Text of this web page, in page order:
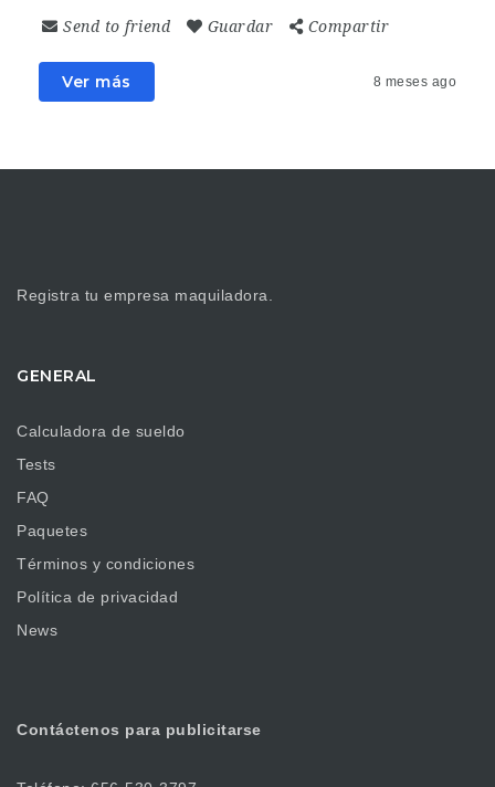
Send to friend Guardar Compartir
Ver más 8 meses ago
Registra tu empresa maquiladora.
GENERAL
Calculadora de sueldo
Tests
FAQ
Paquetes
Términos y condiciones
Política de privacidad
News
Contáctenos para publicitarse